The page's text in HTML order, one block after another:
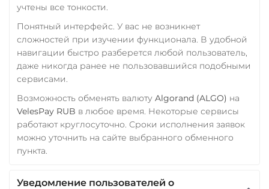
учтены все тонкости.
Понятный интерфейс. У вас не возникнет
сложностей при изучении функционала. В удобной
навигации быстро разберется любой пользователь,
даже никогда ранее не пользовавшийся подобными
сервисами.
Возможность обменять валюту Algorand (ALGO) на
VelesPay RUB в любое время. Некоторые сервисы
работают круглосуточно. Сроки исполнения заявок
можно уточнить на сайте выбранного обменного
пункта.
Уведомление пользователей о